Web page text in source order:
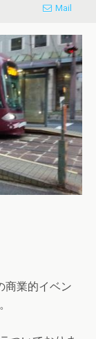
Mail
商業的イベン